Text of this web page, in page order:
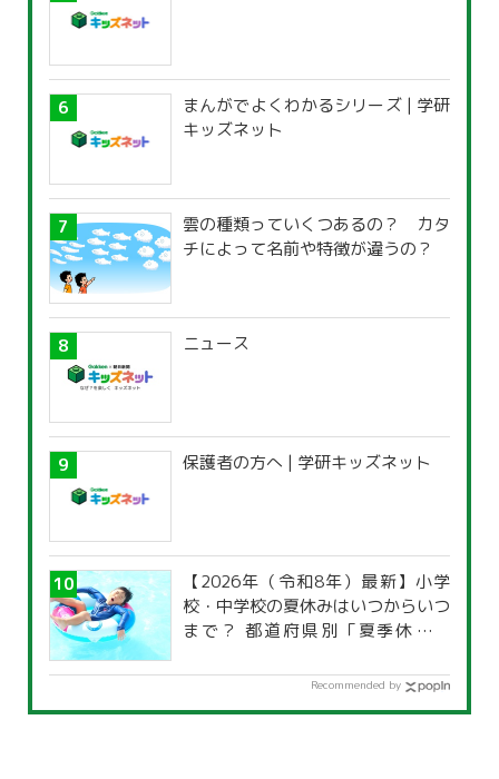
まんがでよくわかるシリーズ | 学研
キッズネット
雲の種類っていくつあるの？ カタ
チによって名前や特徴が違うの？
ニュース
保護者の方へ | 学研キッズネット
【2026年（令和8年）最新】小学
校・中学校の夏休みはいつからいつ
まで？ 都道府県別「夏季休暇一
Recommended by